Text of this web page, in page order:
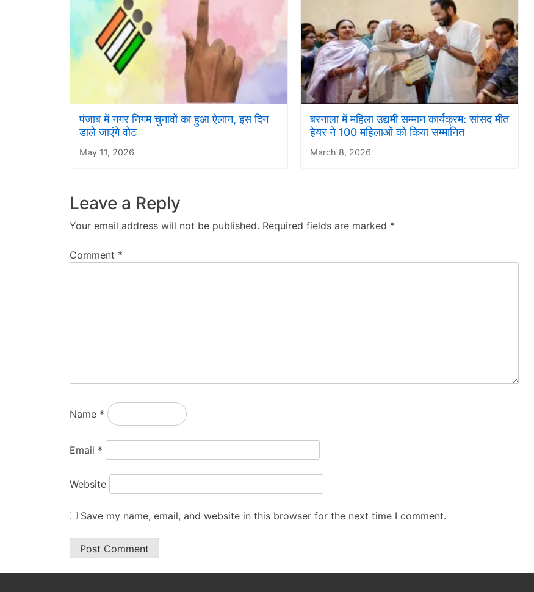
पंजाब में नगर निगम चुनावों का हुआ ऐलान, इस दिन
डाले जाएंगे वोट
May 11, 2026
बरनाला में महिला उद्यमी सम्मान कार्यक्रम: सांसद मीत
हेयर ने 100 महिलाओं को किया सम्मानित
March 8, 2026
Leave a Reply
Your email address will not be published. Required fields are marked *
Comment *
Name *
Email *
Website
Save my name, email, and website in this browser for the next time I comment.